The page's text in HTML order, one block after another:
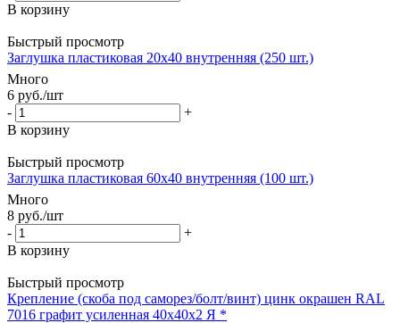
В корзину
Быстрый просмотр
Заглушка пластиковая 20х40 внутренняя (250 шт.)
Много
6 руб./шт
-
+
В корзину
Быстрый просмотр
Заглушка пластиковая 60х40 внутренняя (100 шт.)
Много
8 руб./шт
-
+
В корзину
Быстрый просмотр
Крепление (скоба под саморез/болт/винт) цинк окрашен RAL
7016 графит усиленная 40х40х2 Я *